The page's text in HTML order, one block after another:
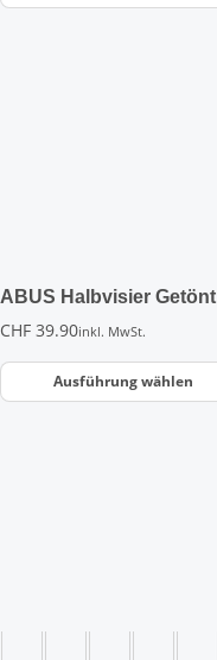
ABUS Halbvisier Getönt
CHF 39.90inkl. MwSt.
Ausführung wählen
der
Produktseite
werden
können